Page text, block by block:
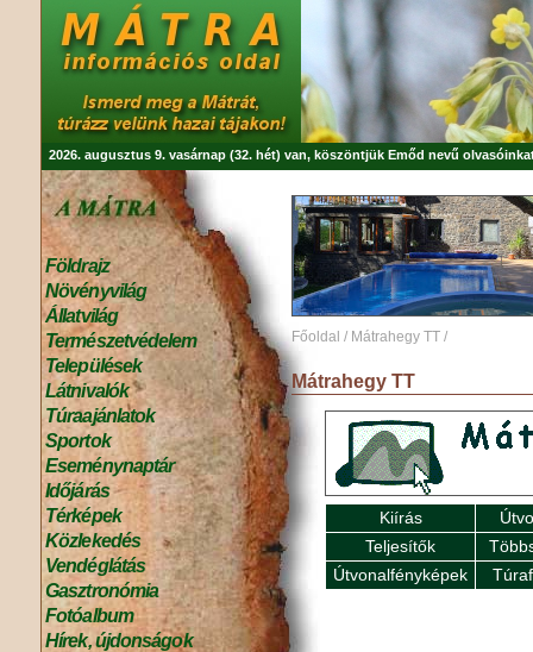
2026. augusztus 9. vasárnap (32. hét) van, köszöntjük Emőd nevű
Földrajz
Növényvilág
Állatvilág
Természetvédelem
Települések
Látnivalók
Túraajánlatok
Sportok
Eseménynaptár
Időjárás
Térképek
Közlekedés
Vendéglátás
Gasztronómia
Fotóalbum
Hírek, újdonságok
Főoldal / Mátrahegy TT /
Mátrahegy TT
Kiírás
Teljesítők
Útvonalfényképek